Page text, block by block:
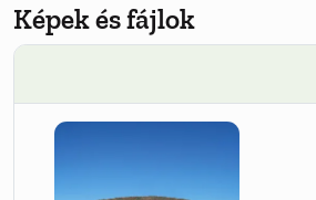
Képek és fájlok